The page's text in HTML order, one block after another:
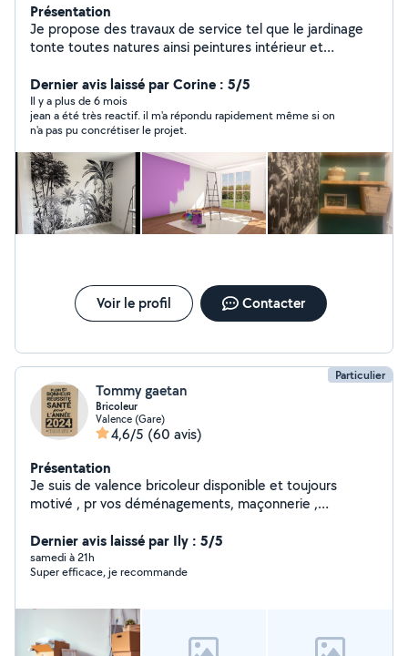
Présentation
Je propose des travaux de service tel que le jardinage
tonte toutes natures ainsi peintures intérieur et
verre ainsi que tous types de travail soigné
déménagement nettoyage et livraison de colis en
urgence manutention course rangement excetera tout
travail que vous ne pouvez pas faire par manque de
temps ou trop compliqué pour vous je suis à votre
service n hésité pas à me contacter c est un plaisir pour
moi de vous rendre service devis en fonction du travaille
qui sera raisonnable merci cordialement j attends vos
demandes personne dévoué et serviable.
Dernier avis laissé par Corine : 5/5
Il y a plus de 6 mois
jean a été très reactif. il m'a répondu rapidement même si on
n'a pas pu concrétiser le projet.
Voir le profil Contacter
Particulier
Tommy gaetan
Bricoleur
Valence (Gare)
4,6/5 (60 avis)
Présentation
Je suis de valence bricoleur disponible et toujours
motivé , pr vos déménagements, maçonnerie ,
Dernier avis laissé par Ily : 5/5
samedi à 21h
Super efficace, je recommande